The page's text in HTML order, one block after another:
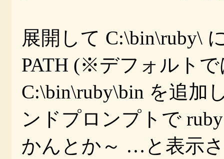
展開して C:\bin\ruby\
PATH (※デフォルト
C:\bin\ruby\bin を追加
ンドプロンプトで
かんとか～ …と表示